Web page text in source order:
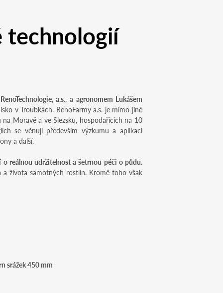
technologií
a.s., a agronomem Lukášem
v Troubkách. RenoFarmy a.s. je mimo jiné
Moravě a ve Slezsku, hospodařících na 10
se věnují především výzkumu a aplikaci
a další.
reálnou udržitelnost a šetrnou péči o půdu.
života samotných rostlin. Kromě toho však
srážek 450 mm